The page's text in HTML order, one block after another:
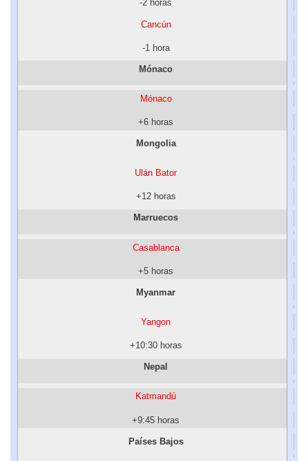
-2 horas
Cancún
-1 hora
Mónaco
Mónaco
+6 horas
Mongolia
Ulán Bator
+12 horas
Marruecos
Casablanca
+5 horas
Myanmar
Yangon
+10:30 horas
Nepal
Katmandú
+9:45 horas
Países Bajos